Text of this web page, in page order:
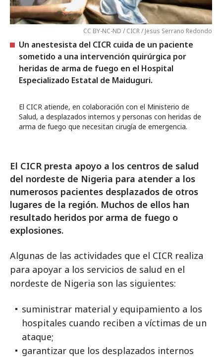
CC BY-NC-ND / CICR / Jesus Serrano Redondo
Un anestesista del CICR cuida de un paciente
sometido a una intervención quirúrgica por
heridas de arma de fuego en el Hospital
Especializado Estatal de Maiduguri.
El CICR atiende, en colaboración con el Ministerio de
Salud, a desplazados internos y personas con heridas de
arma de fuego que necesitan cirugía de emergencia.
El CICR presta apoyo a los centros de salud
del nordeste de Nigeria para atender a los
numerosos pacientes desplazados de otros
lugares de la región. Muchos de ellos han
resultado heridos por arma de fuego o
explosiones.
Algunas de las actividades que el CICR realiza
para apoyar a los servicios de salud en el
nordeste de Nigeria son las siguientes:
suministrar material y equipamiento a los
hospitales cuando reciben a víctimas de un
ataque;
garantizar que los desplazados internos